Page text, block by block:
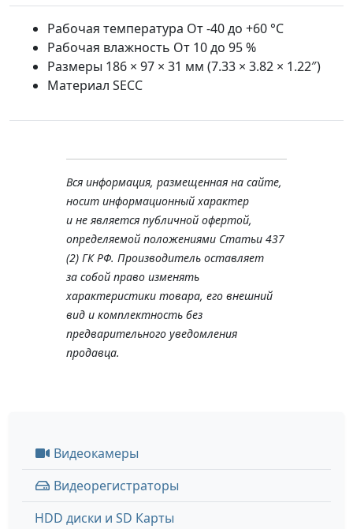
Рабочая температура От -40 до +60 °C
Рабочая влажность От 10 до 95 %
Размеры 186 × 97 × 31 мм (7.33 × 3.82 × 1.22″)
Материал SECC
Вся информация, размещенная на сайте,
носит информационный характер
и не является публичной офертой,
определяемой положениями Статьи 437
(2) ГК РФ. Производитель оставляет
за собой право изменять
характеристики товара, его внешний
вид и комплектность без
предварительного уведомления
продавца.
Видеокамеры
Видеорегистраторы
HDD диски и SD Карты